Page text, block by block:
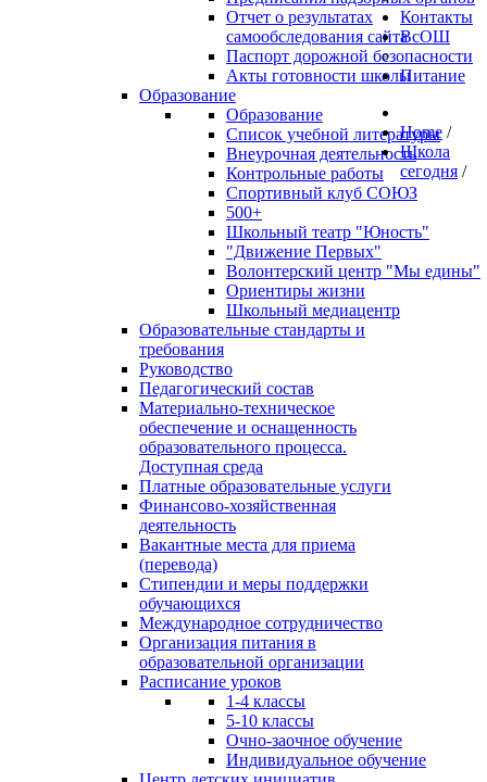
Отчет о результатах
самообследования сайта
Паспорт дорожной безопасности
Акты готовности школы
Образование
Образование
Список учебной литературы
Внеурочная деятельность
Контрольные работы
Спортивный клуб СОЮЗ
500+
Школьный театр "Юность"
"Движение Первых"
Волонтерский центр "Мы едины"
Ориентиры жизни
Школьный медиацентр
Образовательные стандарты и
требования
Руководство
Педагогический состав
Материально-техническое
обеспечение и оснащенность
образовательного процесса.
Доступная среда
Платные образовательные услуги
Финансово-хозяйственная
деятельность
Вакантные места для приема
(перевода)
Стипендии и меры поддержки
обучающихся
Международное сотрудничество
Организация питания в
образовательной организации
Расписание уроков
1-4 классы
5-10 классы
Очно-заочное обучение
Индивидуальное обучение
Контакты
ВсОШ
Питание
Home /
Школа
сегодня /